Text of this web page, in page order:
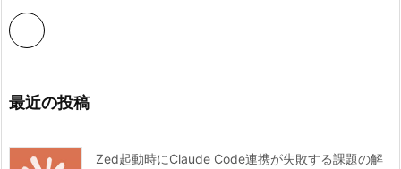
最近の投稿
Zed起動時にClaude Code連携が失敗する課題の解